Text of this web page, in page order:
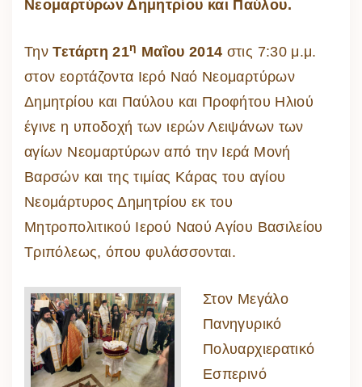
Νεομαρτύρων Δημητρίου και Παύλου.
ΤηνΤετάρτη 21η Μαΐου 2014 στις 7:30 μ.μ.
στον εορτάζοντα Ιερό Ναό Νεομαρτύρων
Δημητρίου και Παύλου και Προφήτου Ηλιού
έγινε η υποδοχή των ιερών Λειψάνων των
αγίων Νεομαρτύρων από την Ιερά Μονή
Βαρσών και της τιμίας Κάρας του αγίου
Νεομάρτυρος Δημητρίου εκ του
Μητροπολιτικού Ιερού Ναού Αγίου Βασιλείου
Τριπόλεως, όπου φυλάσσονται.
Στον Μεγάλο
Πανηγυρικό
Πολυαρχιερατικό
Εσπερινό